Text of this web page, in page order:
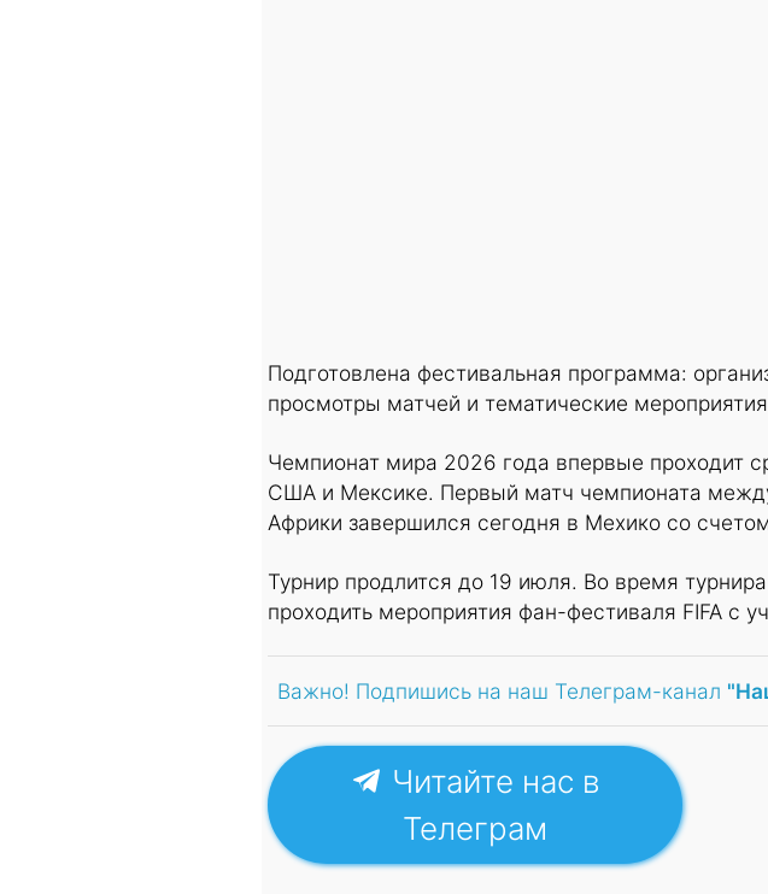
Подготовлена фестивальная программа:
просмотры матчей и тематические
Чемпионат мира 2026 года впервые проходит
США и Мексике. Первый матч чемпионата
Африки завершился сегодня в Мехико со
Турнир продлится до 19 июля. Во время
проходить мероприятия фан-фестиваля FIFA с
Важно! Подпишись на наш Телеграм-канал
Читайте нас в
Телеграм